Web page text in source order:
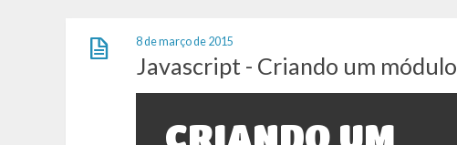
8 de março de 2015
Javascript - Criando um